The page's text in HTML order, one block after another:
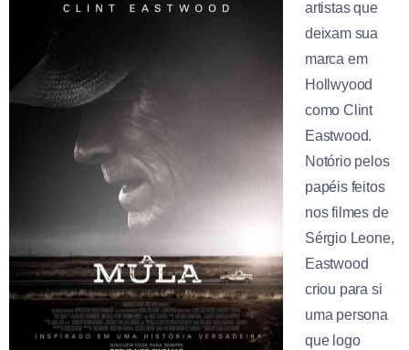
artistas que
deixam sua
marca em
Hollwyood
como Clint
Eastwood.
Notório pelos
papéis feitos
nos filmes de
Sérgio Leone,
Eastwood
criou para si
uma persona
que logo